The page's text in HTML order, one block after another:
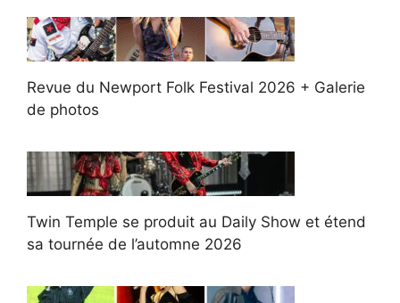
Revue du Newport Folk Festival 2026 + Galerie
de photos
Twin Temple se produit au Daily Show et étend
sa tournée de l’automne 2026